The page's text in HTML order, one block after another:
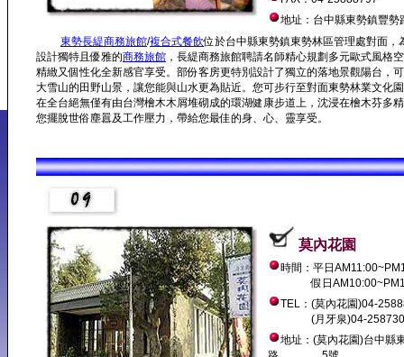
地址：台中縣東勢鎮豐勢
東勢長緹商務旅館/複合式餐飲位於台中縣東勢鎮東勢林區管理處對面，
設計獨特且優雅的商務旅館 ，長緹商務旅館聘請名師精心規劃多元歐式風格
精緻又個性化全新感官享受。部份客房更特別設計了獨立的落地景觀陽台，
大雪山的田野山景，讓您能與山水更為貼近。您可步行至對面東勢林業文化
在全台絕無僅有由台灣檜木木屑堆砌成的環湖健康步道上，沈浸在檜木芬多
您擺脫世俗塵囂及工作壓力，帶給您最佳的身、心、靈享受。
莫內花園
時間：平日
假日
TEL：(莫內花園)04-
(月牙泉)04-
地址：(莫內花園)台中縣